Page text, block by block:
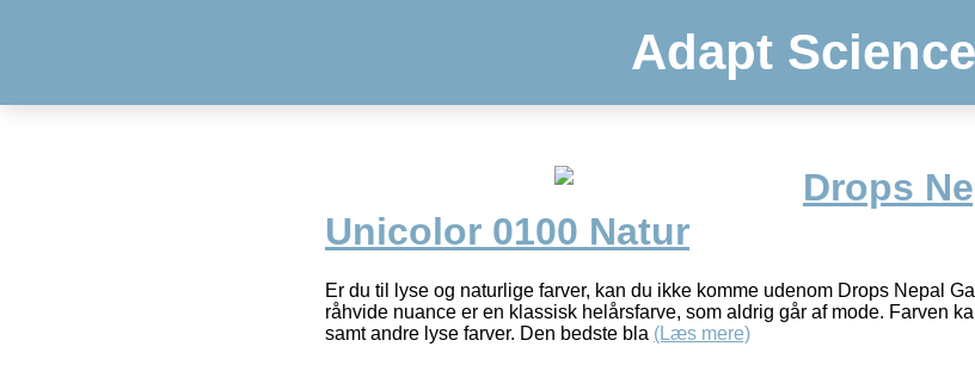
Adapt Science
Drops
Unicolor 0100 Natur
Er du til lyse og naturlige farver, kan du ikke komme udenom Drops Nepal
råhvide nuance er en klassisk helårsfarve, som aldrig går af mode. Farven
samt andre lyse farver. Den bedste bla (Læs mere)